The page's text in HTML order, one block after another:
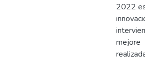
2022
mejore